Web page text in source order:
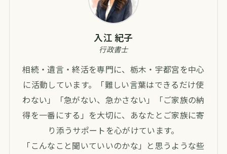
入江 紀子
行政書士
相続・遺言・終活を専門に、栃木・宇都宮を中心
に活動しています。「難しい言葉はできるだけ使
わない」「急がない、急かさない」「ご家族の納
得を一番にする」を大切に、あなたとご家族に寄
り添うサポートを心がけています。
「こんなこと聞いていいのかな」と思うような些